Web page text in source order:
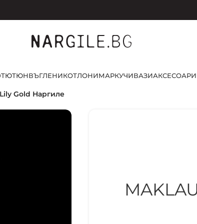
ТЮТЮНВЪГЛЕНИКОТЛОНИМАРКУЧИВАЗИАКСЕСОАРИ
Gold Наргиле